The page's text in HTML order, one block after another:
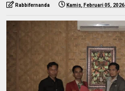
Rabbifernanda Kamis, Februari 05, 2026